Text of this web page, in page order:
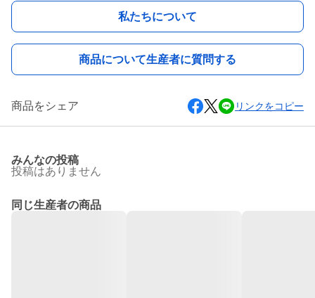
私たちについて
商品について生産者に質問する
商品をシェア リンクをコピー
みんなの投稿
投稿はありません
同じ生産者の商品